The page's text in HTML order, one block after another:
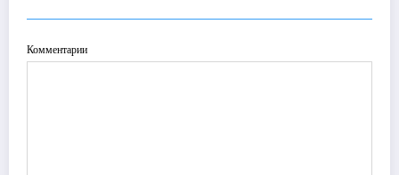
Комментарии